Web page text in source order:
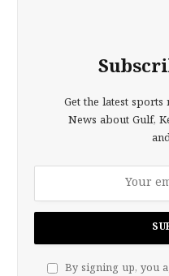
Get the latest
News about Gulf,
By signing up, you